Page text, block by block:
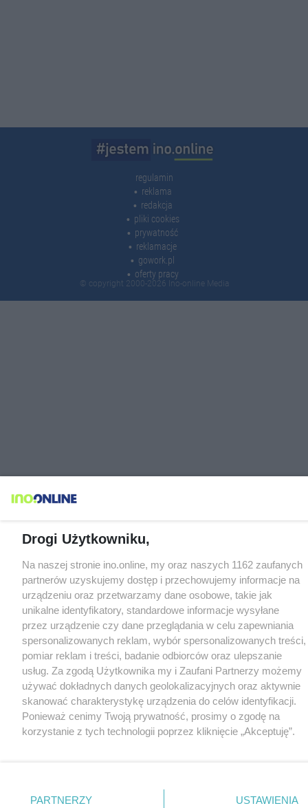
regulamin
reklama
redakcja
pliki cookies
prywatność
reklamacje
gowork.pl
oferty pracy
© copyright 2000-2026 Ino-online Media
Drogi Użytkowniku,
Na naszej stronie ino.online, my oraz naszych 1162 zaufanych
partnerów uzyskujemy dostęp i przechowujemy informacje na
urządzeniu oraz przetwarzamy dane osobowe, takie jak
unikalne identyfikatory, standardowe informacje wysyłane
przez urządzenie czy dane przeglądania w celu zapewniania
spersonalizowanych reklam, wybór spersonalizowanych treści,
pomiar reklam i treści, badanie odbiorców oraz ulepszanie
usług. Za zgodą Użytkownika my i Zaufani Partnerzy możemy
używać dokładnych danych geolokalizacyjnych oraz aktywnie
skanować charakterystykę urządzenia do celów identyfikacji.
Ponieważ cenimy Twoją prywatność, prosimy o zgodę na
korzystanie z tych technologii poprzez kliknięcie „Akceptuję”.
nie wymagają zgody użytkownika, ale masz prawo sprzeciwić
PARTNERZY USTAWIENIA